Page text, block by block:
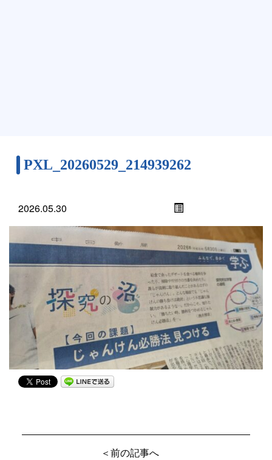
PXL_20260529_214939262
2026.05.30
＜前の記事へ